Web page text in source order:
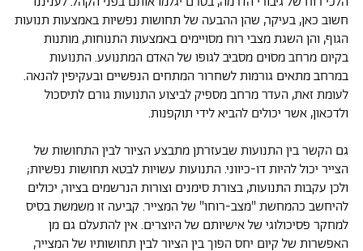
חשוב כאן, בעיקר, שהן ההבעה של תחושות נפשיות באמצעות תנועות
הגוף, והן השגת מצבי רוח מסויימים באמצעות התנוחות, מותנות
בקיום מרחב מסוים מסביב לגופו של האדם המתנועע. התנועות
במרחב מתאים גורמות לשחרור המתחים הנפשיים ובעקיפין להנאה.
לעומת זאת, העדר מרחב מספיק לביצוע התנועות גורם לתיסכול
ולדכאון, אשר יכולים להביא לידי תוקפנות.
גם הקשר בין התנועות שבעזרתן מתבצע הציור לבין התחושות של
הצייר יכול להיות דו-כיווני. התנועות עשויות לבטא תחושות נפשיות;
ולכן עקבות התנועות, בצורת סימנים וצורות הנרשמים בציור, יכולים
להיחשב כהמחשת "מצב-רוחו" של המצייר. קביעה זו משמשת בסיס
למחקר פסיכולוגי של אישיותם של היוצרים. אין להתעלם גם מן
האפשרות של קיום יחס הפוך בין הציור לבין תחושותיו של המצייר,